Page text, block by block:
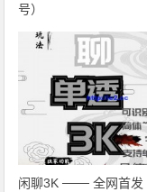
号）
闲聊3K ─── 全网首发